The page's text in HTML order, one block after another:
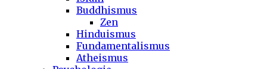
Buddhismus
Zen
Hinduismus
Fundamentalismus
Atheismus